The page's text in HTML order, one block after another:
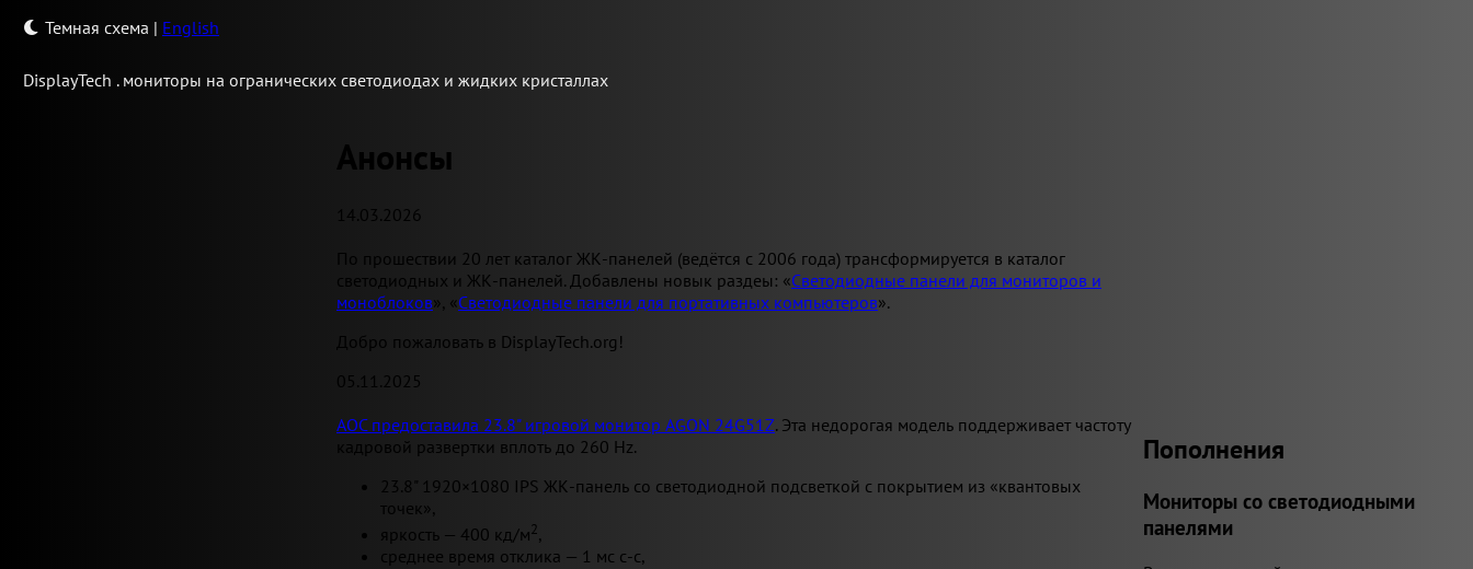
Темная схема | English
DisplayTech . мониторы на огранических светодиодах и жидких кристаллах
Анонсы
14.03.2026
По прошествии 20 лет каталог ЖК-панелей (ведётся с 2006 года) трансформируется в каталог
светодиодных и ЖК-панелей. Добавлены новык раздеы: «Светодиодные панели для мониторов и
моноблоков», «Светодиодные панели для портативных компьютеров».
Добро пожаловать в DisplayTech.org!
05.11.2025
AOC предоставила 23.8" игровой монитор AGON 24G51Z. Эта недорогая модель поддерживает частоту
кадровой развертки вплоть до 260 Hz.
23.8" 1920×1080 IPS ЖК-панель со светодиодной подсветкой с покрытием из «квантовых
точек»,
яркость — 400 кд/м2,
среднее время отклика — 1 мс с-с,
Пополнения
Мониторы со светодиодными
панелями